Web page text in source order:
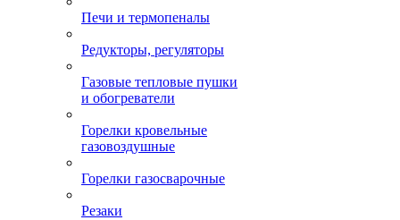
Печи и термопеналы
Редукторы, регуляторы
Газовые тепловые пушки
и обогреватели
Горелки кровельные
газовоздушные
Горелки газосварочные
Резаки